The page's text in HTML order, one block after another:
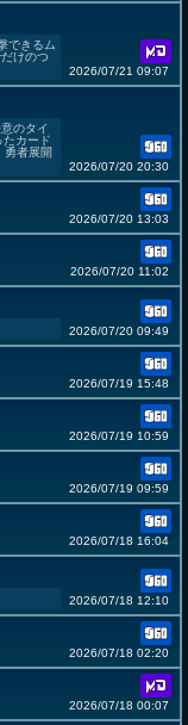
できるム
けのつ
2026/07/21 09:07
のタイ
たカード
者展開
2026/07/20 20:30
2026/07/20 13:03
2026/07/20 11:02
2026/07/20 09:49
2026/07/19 15:48
2026/07/19 10:59
2026/07/19 09:59
2026/07/18 16:04
2026/07/18 12:10
2026/07/18 02:20
2026/07/18 00:07